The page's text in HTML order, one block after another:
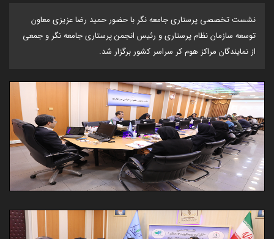
نشست تخصصی پرستاری جامعه نگر با حضور حمید رضا عزیزی معاون
توسعه سازمان نظام پرستاری و رئیس انجمن پرستاری جامعه نگر و جمعی
از نمایندگان مراکز هوم کر سراسر کشور برگزار شد.